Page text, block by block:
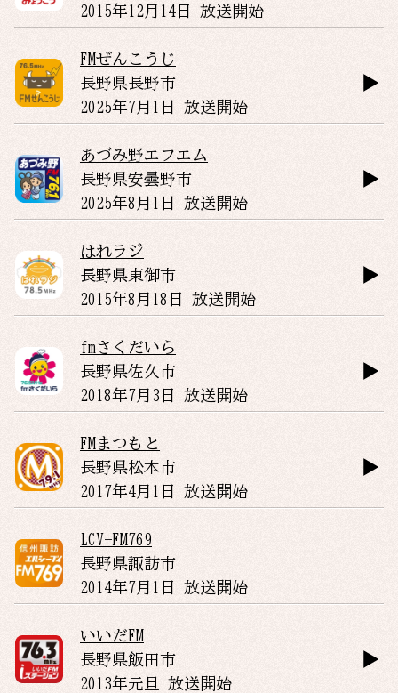
2015年12月14日 放送開始
FMぜんこうじ
長野県長野市
2025年7月1日 放送開始
あづみ野エフエム
長野県安曇野市
2025年8月1日 放送開始
はれラジ
長野県東御市
2015年8月18日 放送開始
fmさくだいら
長野県佐久市
2018年7月3日 放送開始
FMまつもと
長野県松本市
2017年4月1日 放送開始
LCV-FM769
長野県諏訪市
2014年7月1日 放送開始
いいだFM
長野県飯田市
2013年元旦 放送開始